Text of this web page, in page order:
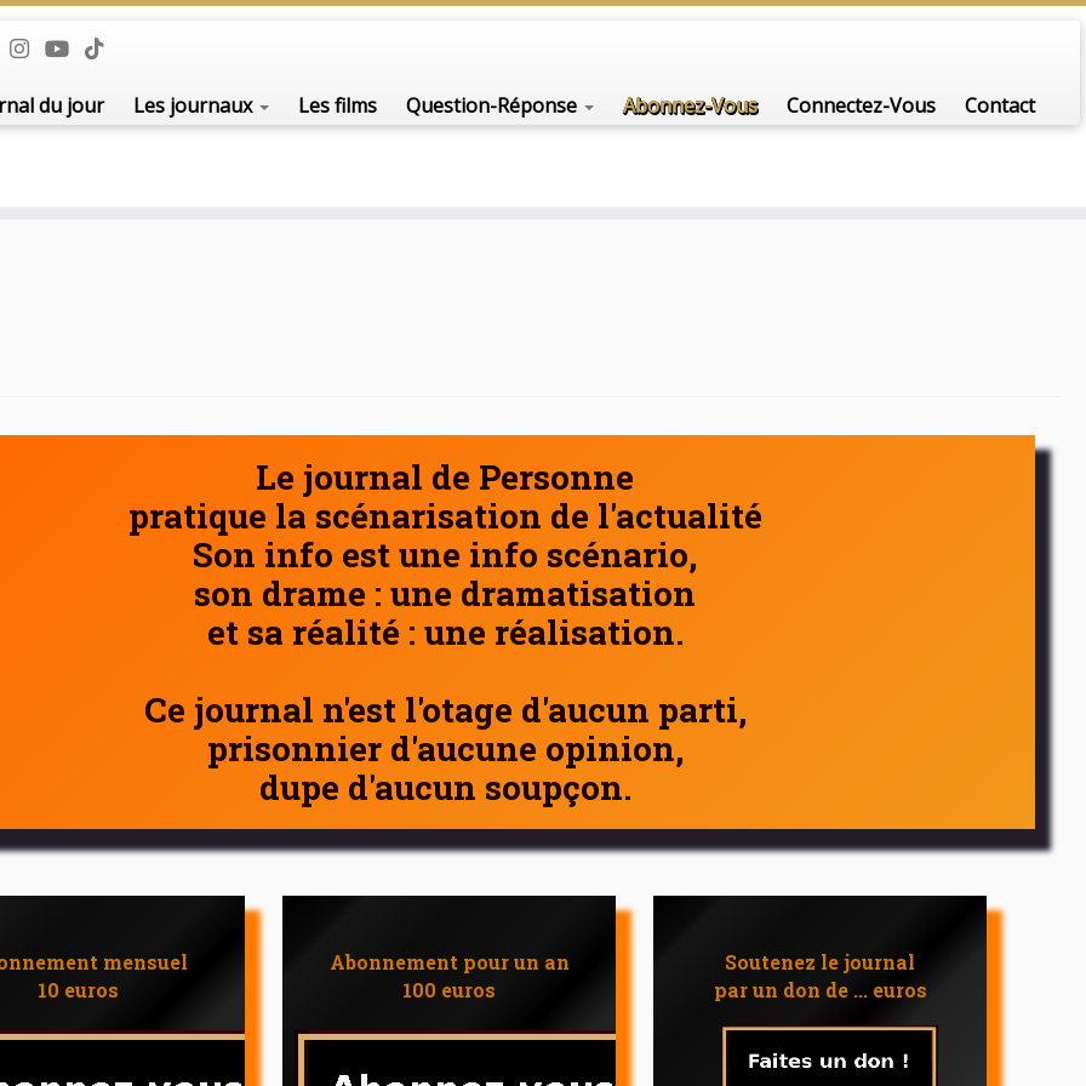
du jour Les journaux Les films Question-Réponse Abonnez-Vous Connectez-Vous Contact
Le journal de Personne
pratique la scénarisation de l'actualité
Son info est une info scénario,
son drame : une dramatisation
et sa réalité : une réalisation.
Ce journal n'est l'otage d'aucun parti,
prisonnier d'aucune opinion,
dupe d'aucun soupçon.
mensuel
10 euros
Abonnement pour un an
100 euros
Soutenez le journal
par un don de ... euros